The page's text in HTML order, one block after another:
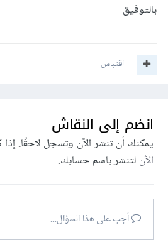
بالتوفيق
اقتباس
انضم إلى النقاش
يمكنك أن تنشر الآن وتسجل لاحقًا.
الآنلتنشر باسم حسابك.
أجب على هذا السؤال...